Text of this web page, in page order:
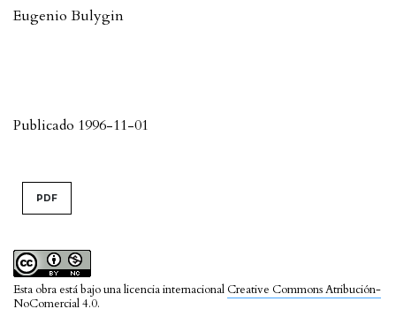
Eugenio Bulygin
Publicado 1996-11-01
Esta obra está bajo una licencia internacional Creative Commons Atribución-
NoComercial 4.0.
PDF